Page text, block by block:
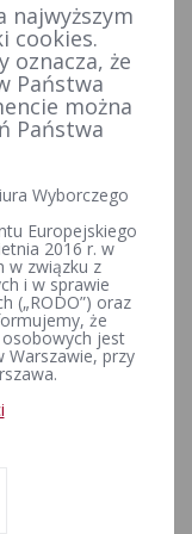
na Senatora
na Posła 26 X
najwyższym
cookies.
oznacza, że
Państwa
można
Państwa
Wyborczego
Europejskiego
2016 r. w
w związku z
i w sprawie
(„RODO”) oraz
że
jest
Warszawie, przy